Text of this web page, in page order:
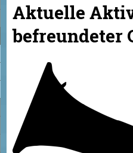
Aktuelle
befreundeter